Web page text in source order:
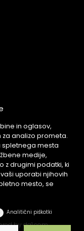
by dg1.com
in oglasov,
za analizo prometa.
spletnega mesta
medije,
z drugimi podatki, ki
uporabi njihovih
mesto, se
Analitični piškotki